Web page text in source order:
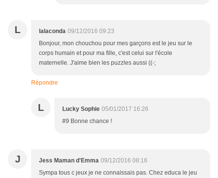
L lalaconda 09/12/2016 09:23
Bonjour, mon chouchou pour mes garçons est le jeu sur le
corps humain et pour ma fille, c'est celui sur l'école
maternelle. J'aime bien les puzzles aussi ((-;
Répondre
L Lucky Sophie 05/01/2017 16:26
#9 Bonne chance !
J Jess Maman d'Emma 09/12/2016 08:16
Sympa tous c jeux je ne connaissais pas. Chez educa le jeu